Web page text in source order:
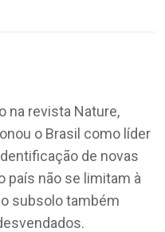
na revista Nature,
o Brasil como líder
de novas
país não se limitam à
subsolo também